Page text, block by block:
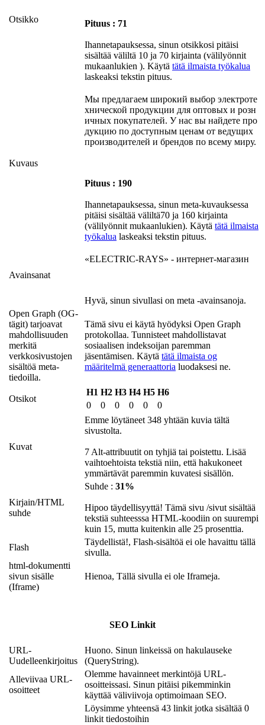
Otsikko Pituus : 71
Ihannetapauksessa, sinun otsikkosi pitäisi
sisältää väliltä 10 ja 70 kirjainta (välilyönnit
mukaanlukien ). Käytä tätä ilmaista työkalua
laskeaksi tekstin pituus.
Kuvaus
Мы предлагаем широкий выбор электроте
хнической продукции для оптовых и розн
ичных покупателей. У нас вы найдете про
дукцию по доступным ценам от ведущих
производителей и брендов по всему миру.
Pituus : 190
Ihannetapauksessa, sinun meta-kuvauksessa
pitäisi sisältää väliltä70 ja 160 kirjainta
(välilyönnit mukaanlukien). Käytä tätä ilmaista
työkalua laskeaksi tekstin pituus.
Avainsanat
«ELECTRIC-RAYS» - интернет-магазин
Hyvä, sinun sivullasi on meta -avainsanoja.
Open Graph (OG-
tägit) tarjoavat
mahdollisuuden
merkitä
verkkosivustojen
sisältöä meta-
tiedoilla.
Tämä sivu ei käytä hyödyksi Open Graph
protokollaa. Tunnisteet mahdollistavat
sosiaalisen indeksoijan paremman
jäsentämisen. Käytä tätä ilmaista og
määritelmä generaattoria luodaksesi ne.
Otsikot
H1 H2 H3 H4 H5 H6
0
0 0 0 0 0
Kuvat
Emme löytäneet 348 yhtään kuvia tältä
sivustolta.
7 Alt-attribuutit on tyhjiä tai poistettu. Lisää
vaihtoehtoista tekstiä niin, että hakukoneet
ymmärtävät paremmin kuvatesi sisällön.
Kirjain/HTML
suhde
Suhde : 31%
Hipoo täydellisyyttä! Tämä sivu /sivut sisältää
tekstiä suhteesssa HTML-koodiin on suurempi
kuin 15, mutta kuitenkin alle 25 prosenttia.
Flash
Täydellistä!, Flash-sisältöä ei ole havaittu tällä
sivulla.
html-dokumentti
sivun sisälle
(Iframe)
Hienoa, Tällä sivulla ei ole Iframeja.
SEO Linkit
URL-
Uudelleenkirjoitus
Huono. Sinun linkeissä on hakulauseke
(QueryString).
Alleviivaa URL-
osoitteet
Olemme havainneet merkintöjä URL-
osoitteissasi. Sinun pitäisi pikemminkin
käyttää väliviivoja optimoimaan SEO.
Löysimme yhteensä 43 linkit jotka sisältää 0
linkit tiedostoihin